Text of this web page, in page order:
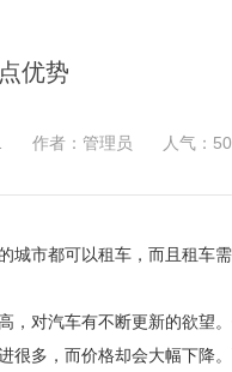
优势
作者：管理员 人气： 50
城市都可以租车，而且租车
，对汽车有不断更新的欲望
很多，而价格却会大幅下降